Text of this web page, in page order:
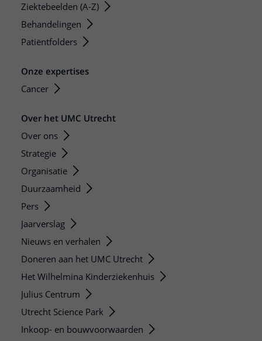
Ziektebeelden (A-Z)
Behandelingen
Patiëntfolders
Onze expertises
Cancer
Over het UMC Utrecht
Over ons
Strategie
Organisatie
Duurzaamheid
Pers
Jaarverslag
Nieuws en verhalen
Doneren aan het UMC Utrecht
Het Wilhelmina Kinderziekenhuis
Julius Centrum
Utrecht Science Park
Inkoop- en bouwvoorwaarden